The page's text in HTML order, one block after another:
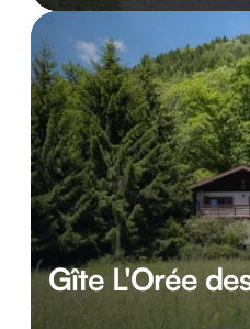
Gîte L'Orée